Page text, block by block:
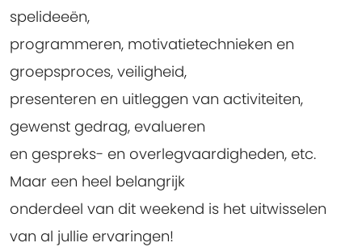
spelideeën,
programmeren, motivatietechnieken en
groepsproces, veiligheid,
presenteren en uitleggen van activiteiten,
gewenst gedrag, evalueren
en gespreks- en overlegvaardigheden, etc.
Maar een heel belangrijk
onderdeel van dit weekend is het uitwisselen
van al jullie ervaringen!